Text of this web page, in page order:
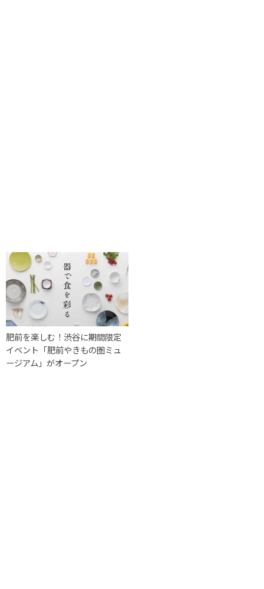
肥前を楽しむ！渋谷に期間限定
イベント「肥前やきもの圏ミュ
ージアム」がオープン